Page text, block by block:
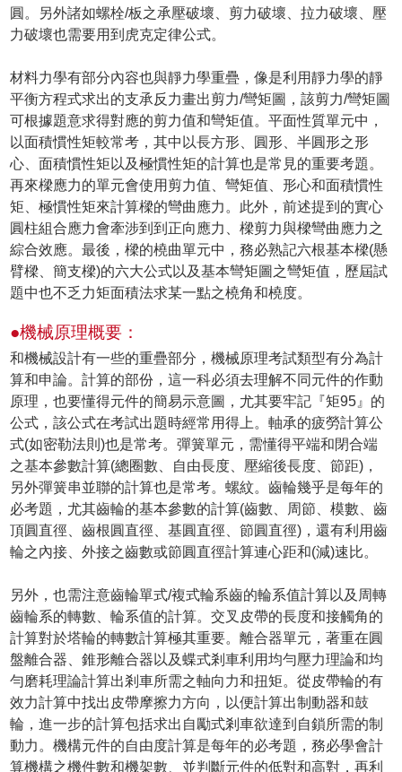
圓。另外諸如螺栓/板之承壓破壞、剪力破壞、拉力破壞、壓
力破壞也需要用到虎克定律公式。
材料力學有部分內容也與靜力學重疊，像是利用靜力學的靜
平衡方程式求出的支承反力畫出剪力/彎矩圖，該剪力/彎矩圖
可根據題意求得對應的剪力值和彎矩值。平面性質單元中，
以面積慣性矩較常考，其中以長方形、圓形、半圓形之形
心、面積慣性矩以及極慣性矩的計算也是常見的重要考題。
再來樑應力的單元會使用剪力值、彎矩值、形心和面積慣性
矩、極慣性矩來計算樑的彎曲應力。此外，前述提到的實心
圓柱組合應力會牽涉到到正向應力、樑剪力與樑彎曲應力之
綜合效應。最後，樑的橈曲單元中，務必熟記六根基本樑(懸
臂樑、簡支樑)的六大公式以及基本彎矩圖之彎矩值，歷屆試
題中也不乏力矩面積法求某一點之橈角和橈度。
●機械原理概要：
和機械設計有一些的重疊部分，機械原理考試類型有分為計
算和申論。計算的部份，這一科必須去理解不同元件的作動
原理，也要懂得元件的簡易示意圖，尤其要牢記『矩95』的
公式，該公式在考試出題時經常用得上。軸承的疲勞計算公
式(如密勒法則)也是常考。彈簧單元，需懂得平端和閉合端
之基本參數計算(總圈數、自由長度、壓縮後長度、節距)，
另外彈簧串並聯的計算也是常考。螺紋。齒輪幾乎是每年的
必考題，尤其齒輪的基本參數的計算(齒數、周節、模數、齒
頂圓直徑、齒根圓直徑、基圓直徑、節圓直徑)，還有利用齒
輪之內接、外接之齒數或節圓直徑計算連心距和(減)速比。
另外，也需注意齒輪單式/複式輪系齒的輪系值計算以及周轉
齒輪系的轉數、輪系值的計算。交叉皮帶的長度和接觸角的
計算對於塔輪的轉數計算極其重要。離合器單元，著重在圓
盤離合器、錐形離合器以及蝶式剎車利用均勻壓力理論和均
勻磨耗理論計算出剎車所需之軸向力和扭矩。從皮帶輪的有
效力計算中找出皮帶摩擦力方向，以便計算出制動器和鼓
輪，進一步的計算包括求出自勵式剎車欲達到自鎖所需的制
動力。機構元件的自由度計算是每年的必考題，務必學會計
算機構之機件數和機架數、並判斷元件的低對和高對，再利